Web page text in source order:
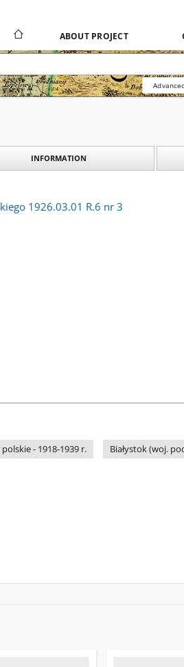
ABOUT PROJECT
INFORMATION
1926.03.01 R.6 nr 3
- 1918-1939 r. Białystok (woj.